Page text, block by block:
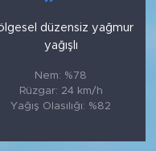
düzensiz yağmur
yağışlı
Nem: %78
Rüzgar: 24 km/h
Yağış Olasılığı: %82